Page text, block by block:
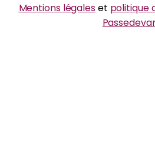
Mentions légaleset politique